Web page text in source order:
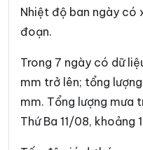
Xã Đồng Lương
Xã Đồng Tiến
Xã Hà Long
Xã Hậu Lộc
Nhiệt độ ban ngày có
đoạn.
Trong 7 ngày có dữ
mm trở lên; tổng
mm. Tổng lượng mưa
Thứ Ba 11/08, khoảng